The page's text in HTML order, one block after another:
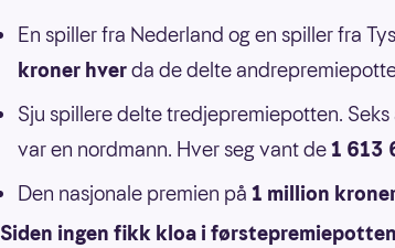
En spiller fra Nederland og en spiller fra
kroner hverda de delte
Sju spillere delte tredjepremiepotten.
var en nordmann. Hver seg vant de1 613
Den nasjonale premien på 1 million
Siden ingen fikk kloa i